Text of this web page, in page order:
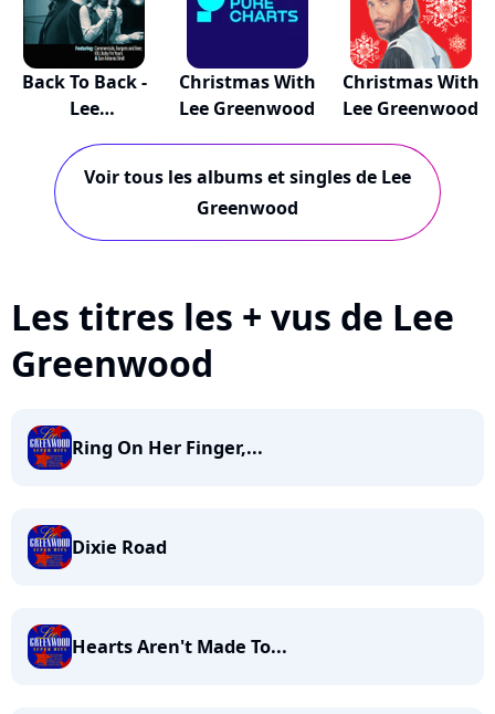
Back To Back -
Lee
Christmas With
Lee Greenwood
Christmas With
Lee Greenwood
Voir tous les albums et singles de Lee
Greenwood
Les titres les + vus de Lee
Greenwood
Ring On Her Finger,...
Dixie Road
Hearts Aren't Made To...